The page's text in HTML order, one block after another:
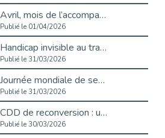
Avril, mois de l’accompagnement dans l’emploi avec Cap emploi.
Publié le 01/04/2026
Handicap invisible au travail : se taire ou parler? - vidéo
Publié le 31/03/2026
Journée mondiale de sensibilisation à l’autisme
Publié le 31/03/2026
CDD de reconversion : un nouveau contrat pour sécuriser le changement de métier.
Publié le 30/03/2026